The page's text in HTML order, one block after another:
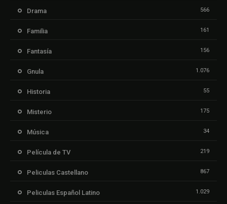
Drama 566
Familia 161
Fantasía 156
Gnula 1.076
Historia 55
Misterio 175
Música 34
Película de TV 219
Peliculas Castellano 867
Peliculas Español Latino 1.029